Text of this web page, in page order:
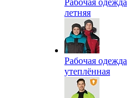
Рабочая одежда
летняя
Рабочая одежда
утеплённая